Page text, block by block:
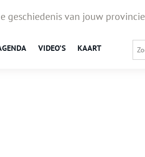
geschiedenis van jouw provincie
VIDEO’S KAART